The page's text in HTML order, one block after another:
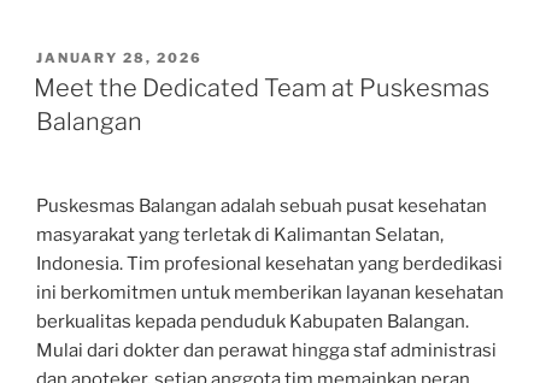
POSTED
ON
JANUARY 28, 2026
Meet the Dedicated Team at Puskesmas
Balangan
Puskesmas Balangan adalah sebuah pusat kesehatan
masyarakat yang terletak di Kalimantan Selatan,
Indonesia. Tim profesional kesehatan yang berdedikasi
ini berkomitmen untuk memberikan layanan kesehatan
berkualitas kepada penduduk Kabupaten Balangan.
Mulai dari dokter dan perawat hingga staf administrasi